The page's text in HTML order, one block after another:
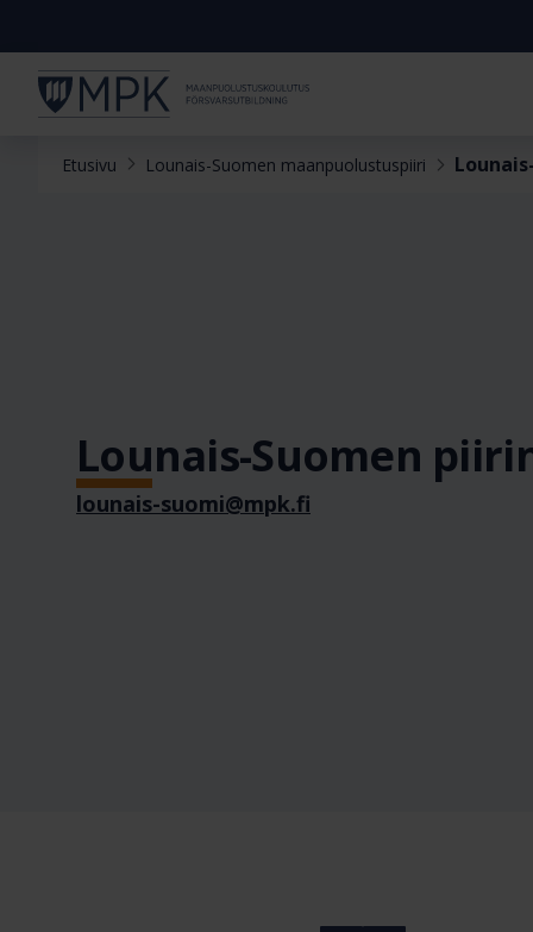
Etusivu Lounais-Suomen maanpuolustuspiiri
Lounais-Suomen
lounais-suomi@mpk.fi